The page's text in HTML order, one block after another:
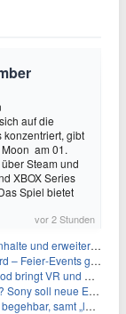
auf die
konzentriert, gibt
am 01.
Steam und
XBOX Series
Spiel bietet
vor 2 Stunden
Treasure Access
gestartet
Perspektive nach Kanto
Einnahmequellen prüfen
„lebensgroßem Leon“